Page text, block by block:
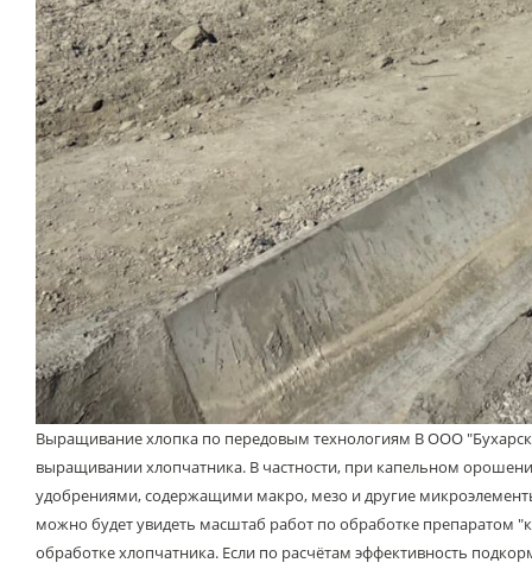
Выращивание хлопка по передовым технологиям В ООО
выращивании хлопчатника. В частности, при капельном
удобрениями, содержащими макро, мезо и другие
можно будет увидеть масштаб работ по обработке
обработке хлопчатника. Если по расчётам эффективность